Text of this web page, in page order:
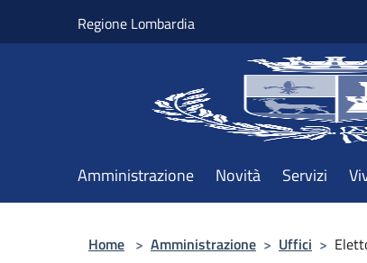
Regione Lombardia
Amministrazione Novità Servizi
Home > Amministrazione > Uffici >